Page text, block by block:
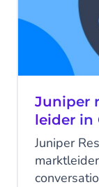
Juniper
leider in
Juniper